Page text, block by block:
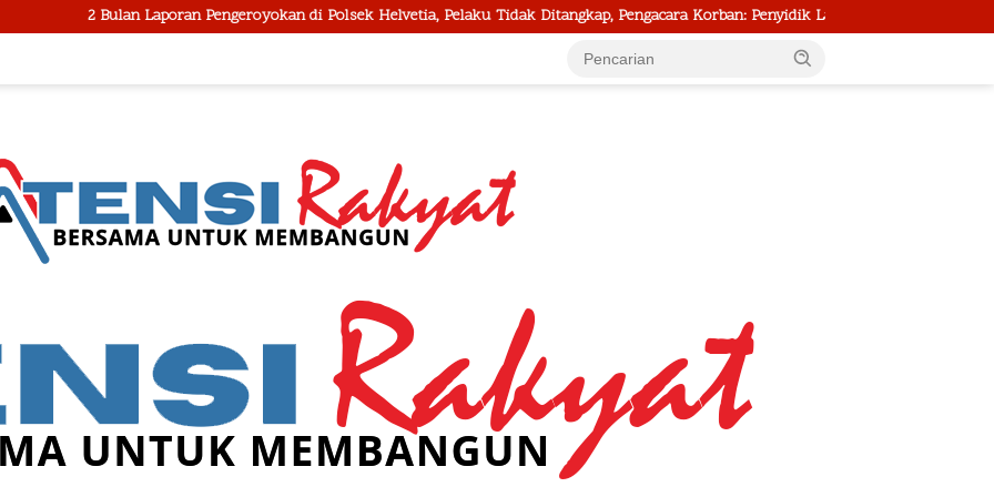
2 Bulan Laporan Pengeroyokan di Polsek Helvetia, Pelaku Tidak Ditangkap, Pengacara Korban: Penyidik Lamban Menangani Perkara